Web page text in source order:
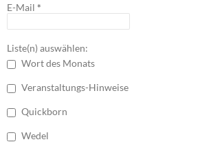
E-Mail *
Liste(n) auswählen:
Wort des Monats
Veranstaltungs-Hinweise
Quickborn
Wedel